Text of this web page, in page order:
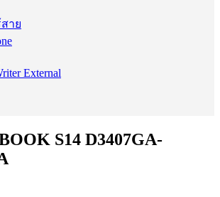
าย
External
S14 D3407GA-